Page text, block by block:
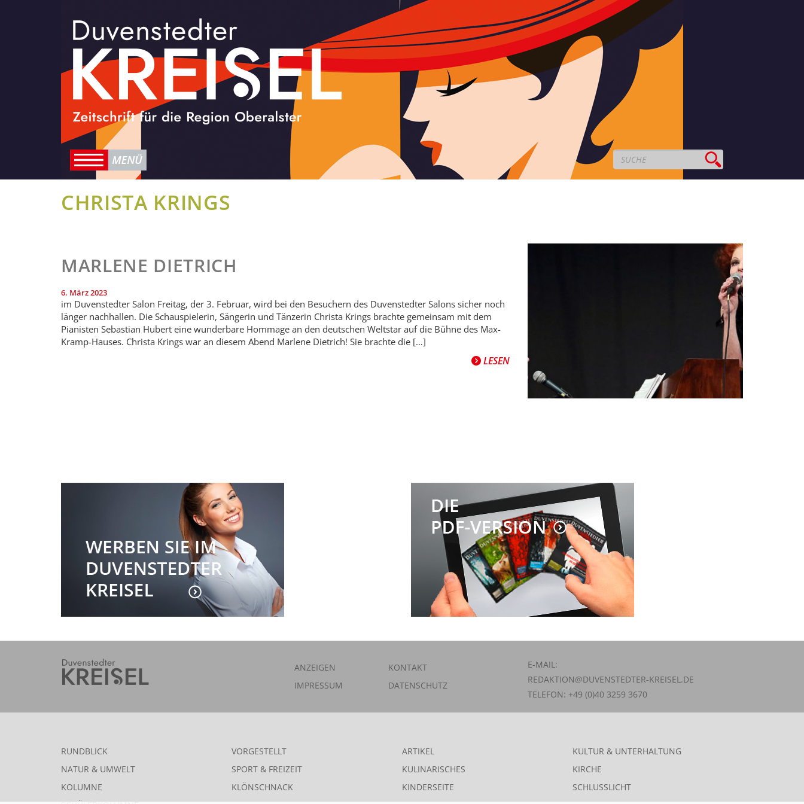
CHRISTA KRINGS
MARLENE DIETRICH
6. März 2023
im Duvenstedter Salon Freitag, der 3. Februar, wird bei den Besuchern des Duvenstedter Salons sicher noch
länger nachhallen. Die Schauspielerin, Sängerin und Tänzerin Christa Krings brachte gemeinsam mit dem
Pianisten Sebastian Hubert eine wunderbare Hommage an den deutschen Weltstar auf die Bühne des Max-
Kramp-Hauses. Christa Krings war an diesem Abend Marlene Dietrich! Sie brachte die […]
LESEN
ANZEIGEN
KONTAKT
IMPRESSUM
DATENSCHUTZ
E-MAIL:
REDAKTION@DUVENSTEDTER-KREISEL.DE
TELEFON: +49 (0)40 3259 3670
RUNDBLICK VORGESTELLT ARTIKEL
KULTUR & UNTERHALTUNG
NATUR & UMWELT
SPORT & FREIZEIT KULINARISCHES
KIRCHE
KOLUMNE
KLÖNSCHNACK KINDERSEITE
SCHLUSSLICHT